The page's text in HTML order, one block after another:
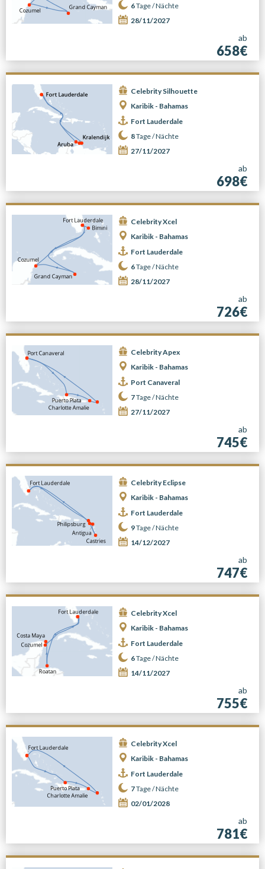
6Tage /Nächte
28/11/2027
ab
658€
Celebrity Silhouette
Karibik - Bahamas
Fort Lauderdale
8Tage /Nächte
27/11/2027
ab
698€
Celebrity Xcel
Karibik - Bahamas
Fort Lauderdale
6Tage /Nächte
28/11/2027
ab
726€
Celebrity Apex
Karibik - Bahamas
Port Canaveral
7Tage /Nächte
27/11/2027
ab
745€
Celebrity Eclipse
Karibik - Bahamas
Fort Lauderdale
9Tage /Nächte
14/12/2027
ab
747€
Celebrity Xcel
Karibik - Bahamas
Fort Lauderdale
6Tage /Nächte
14/11/2027
ab
755€
Celebrity Xcel
Karibik - Bahamas
Fort Lauderdale
7Tage /Nächte
02/01/2028
ab
781€